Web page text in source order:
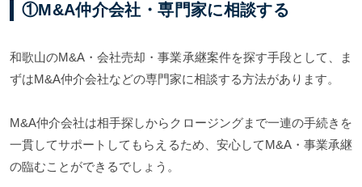
①M&A仲介会社・専門家に相談する
和歌山のM&A・会社売却・事業承継案件を探す手段として、ま
ずはM&A仲介会社などの専門家に相談する方法があります。
M&A仲介会社は相手探しからクロージングまで一連の手続きを
一貫してサポートしてもらえるため、安心してM&A・事業承継
の臨むことができるでしょう。